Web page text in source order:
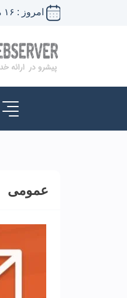
امروز : ۱۶ مرداد ۱۴۰۵
عمومی